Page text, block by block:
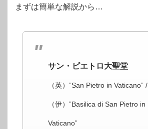
まずは簡単な解説から…
サン・ピエトロ大聖堂
（英）”San Pietro in Vaticano” /
（伊）”Basilica di San Pietro in
Vaticano”